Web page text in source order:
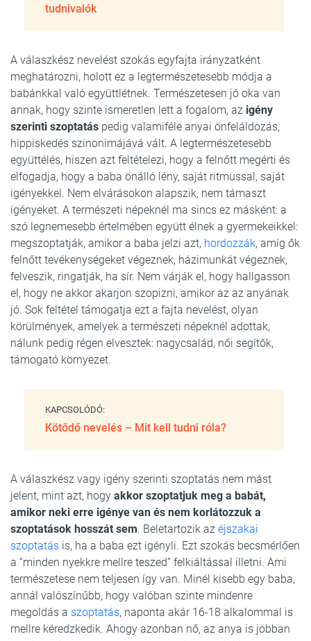
tudnivalók
A válaszkész nevelést szokás egyfajta irányzatként
meghatározni, holott ez a legtermészetesebb módja a
babánkkal való együttlétnek. Természetesen jó oka van
annak, hogy szinte ismeretlen lett a fogalom, az igény
szerinti szoptatás pedig valamiféle anyai önfeláldozás,
hippiskedés szinonimájává vált. A legtermészetesebb
együttélés, hiszen azt feltételezi, hogy a felnőtt megérti és
elfogadja, hogy a baba önálló lény, saját ritmussal, saját
igényekkel. Nem elvárásokon alapszik, nem támaszt
igényeket. A természeti népeknél ma sincs ez másként: a
szó legnemesebb értelmében együtt élnek a gyermekeikkel:
megszoptatják, amikor a baba jelzi azt, hordozzák, amíg ők
felnőtt tevékenységeket végeznek, házimunkát végeznek,
felveszik, ringatják, ha sír. Nem várják el, hogy hallgasson
el, hogy ne akkor akarjon szopizni, amikor az az anyának
jó. Sok feltétel támogatja ezt a fajta nevelést, olyan
körülmények, amelyek a természeti népeknél adottak,
nálunk pedig régen elvesztek: nagycsalád, női segítők,
támogató környezet.
KAPCSOLÓDÓ:
Kötődő nevelés – Mit kell tudni róla?
A válaszkész vagy igény szerinti szoptatás nem mást
jelent, mint azt, hogy akkor szoptatjuk meg a babát,
amikor neki erre igénye van és nem korlátozzuk a
szoptatások hosszát sem. Beletartozik az éjszakai
szoptatás is, ha a baba ezt igényli. Ezt szokás becsmérlően
a “minden nyekkre mellre teszed” felkiáltással illetni. Ami
természetese nem teljesen így van. Minél kisebb egy baba,
annál valószínűbb, hogy valóban szinte mindenre
megoldás a szoptatás, naponta akár 16-18 alkalommal is
mellre kéredzkedik. Ahogy azonban nő, az anya is jobban